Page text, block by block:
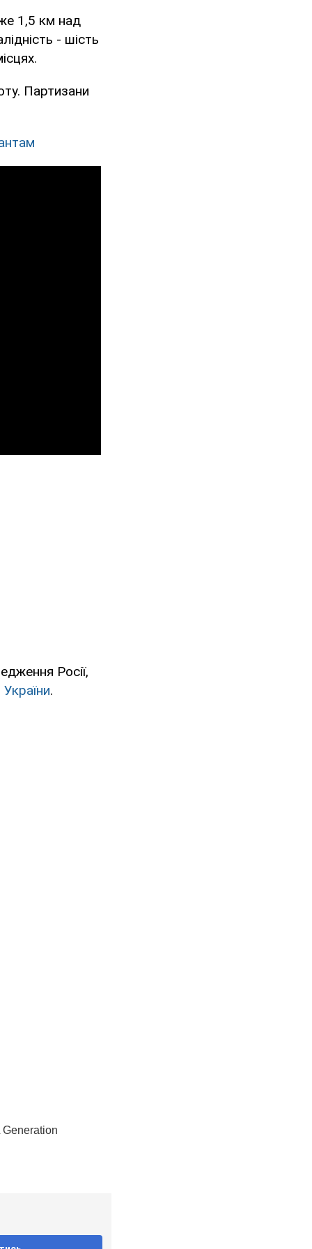
1,5 км над
- шість
Партизани
Росії,
.